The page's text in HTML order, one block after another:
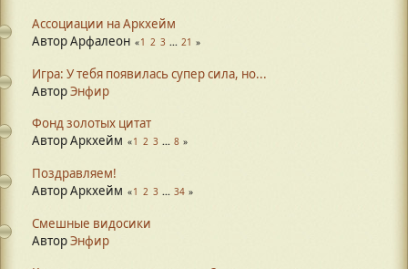
Ассоциации на Аркхейм
Автор Арфалеон
1 2 3 ... 21
Игра: У тебя появилась супер сила, но...
АвторЭнфир
Фонд золотых цитат
Автор Аркхейм
1 2 3 ... 8
Поздравляем!
Автор Аркхейм
1 2 3 ... 34
Смешные видосики
АвторЭнфир